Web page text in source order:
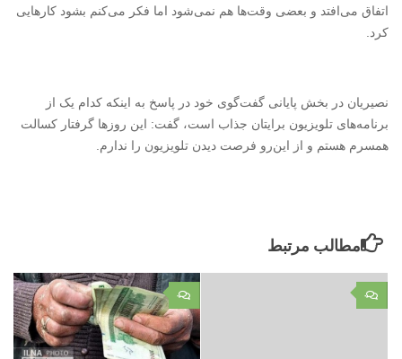
اتفاق می‌افتد و بعضی وقت‌ها هم نمی‌شود اما فکر می‌کنم بشود کارهایی
کرد.
نصیریان در بخش پایانی گفت‌گوی خود در پاسخ به اینکه کدام یک از
برنامه‌های تلویزیون برایتان جذاب است، گفت: این روزها گرفتار کسالت
همسرم هستم و از این‌رو فرصت دیدن تلویزیون را ندارم.
مطالب مرتبط
۰ ۰